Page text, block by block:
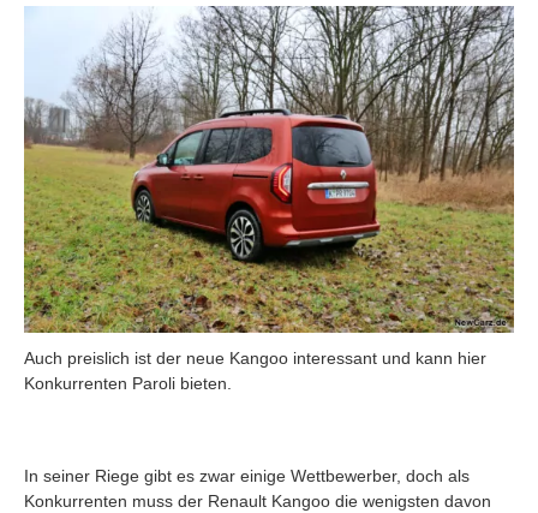
Auch preislich ist der neue Kangoo interessant und kann hier
Konkurrenten Paroli bieten.
In seiner Riege gibt es zwar einige Wettbewerber, doch als
Konkurrenten muss der Renault Kangoo die wenigsten davon